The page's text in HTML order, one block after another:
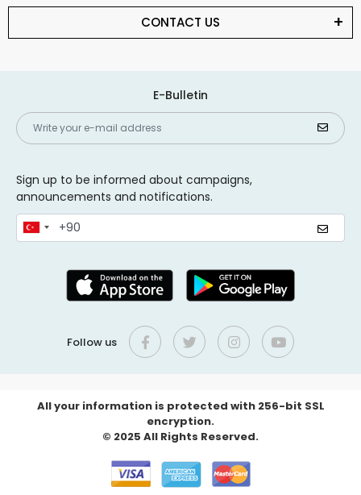
CONTACT US
E-Bulletin
Sign up to be informed about campaigns,
announcements and notifications.
Follow us
All your information is protected with 256-bit SSL
encryption.
© 2025 All Rights Reserved.